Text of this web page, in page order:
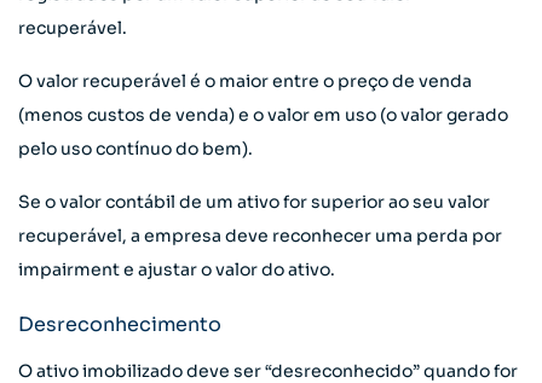
recuperável.
O valor recuperável é o maior entre o preço de venda
(menos custos de venda) e o valor em uso (o valor gerado
pelo uso contínuo do bem).
Se o valor contábil de um ativo for superior ao seu valor
recuperável, a empresa deve reconhecer uma perda por
impairment e ajustar o valor do ativo.
Desreconhecimento
O ativo imobilizado deve ser “desreconhecido” quando for